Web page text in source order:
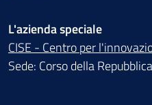
L'azienda speciale
CISE - Centro per
Sede: Corso della